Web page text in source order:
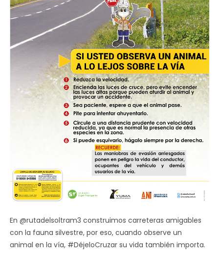
En @rutadelsoltram3 construimos carreteras amigables
con la fauna silvestre, por eso, cuando observe un
animal en la vía, #DéjeloCruzar su vida también importa.